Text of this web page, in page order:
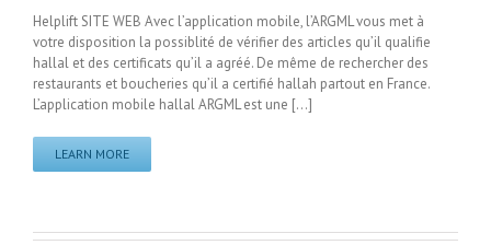
Helplift SITE WEB Avec l’application mobile, l’ARGML vous met à
votre disposition la possiblité de vérifier des articles qu’il qualifie
hallal et des certificats qu’il a agréé. De même de rechercher des
restaurants et boucheries qu’il a certifié hallah partout en France.
L’application mobile hallal ARGML est une [...]
LEARN MORE